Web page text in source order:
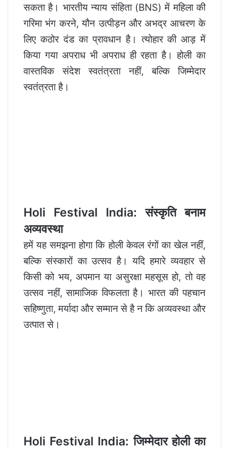
सकता है। भारतीय न्याय संहिता (BNS) में महिला की
गरिमा भंग करने, यौन उत्पीड़न और अभद्र आचरण के
लिए कठोर दंड का प्रावधान है। त्योहार की आड़ में
किया गया अपराध भी अपराध ही रहता है। होली का
वास्तविक संदेश स्वतंत्रता नहीं, बल्कि जिम्मेदार
स्वतंत्रता है।
Holi Festival India: संस्कृति बनाम
अव्यवस्था
हमें यह समझना होगा कि होली केवल रंगों का खेल नहीं,
बल्कि संस्कारों का उत्सव है। यदि हमारे व्यवहार से
किसी को भय, अपमान या असुरक्षा महसूस हो, तो वह
उत्सव नहीं, सामाजिक विफलता है। भारत की पहचान
सहिष्णुता, मर्यादा और सम्मान से है न कि अव्यवस्था और
उत्पात से।
Holi Festival India: जिम्मेदार होली का